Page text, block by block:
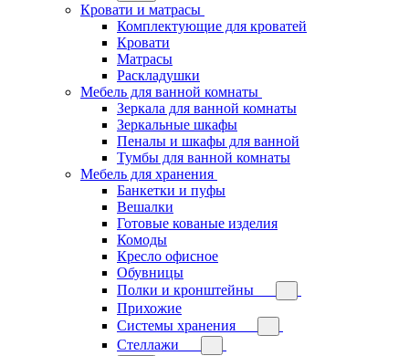
Кровати и матрасы
Комплектующие для кроватей
Кровати
Матрасы
Раскладушки
Мебель для ванной комнаты
Зеркала для ванной комнаты
Зеркальные шкафы
Пеналы и шкафы для ванной
Тумбы для ванной комнаты
Мебель для хранения
Банкетки и пуфы
Вешалки
Готовые кованые изделия
Комоды
Кресло офисное
Обувницы
Полки и кронштейны
Прихожие
Системы хранения
Стеллажи